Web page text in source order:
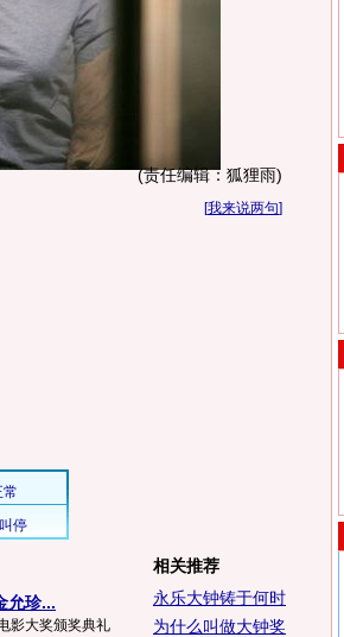
(责任编辑：狐狸雨)
[我来说两句]
允珍...
影大奖颁奖典礼
相关推荐
永乐大钟铸于何时
为什么叫做大钟奖